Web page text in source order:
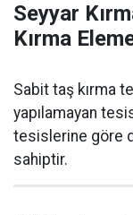
Seyyar
Kırma
Sabit taş kırma
yapılamayan
tesislerine göre
sahiptir.